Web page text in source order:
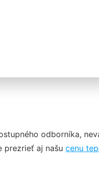
odborníka,
prezrieť aj našu cenu